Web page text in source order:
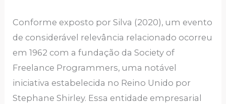
Conforme exposto por Silva (2020), um evento
de considerável relevância relacionado ocorreu
em 1962 com a fundação da Society of
Freelance Programmers, uma notável
iniciativa estabelecida no Reino Unido por
Stephane Shirley. Essa entidade empresarial